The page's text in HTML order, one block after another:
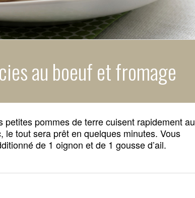
au boeuf et fromage
pommes de terre cuisent rapidement au
tout sera prêt en quelques minutes. Vous
de 1 oignon et de 1 gousse d’ail.